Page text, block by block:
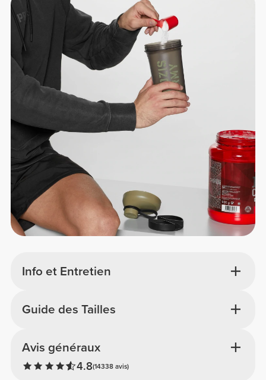
Info et Entretien
Avis généraux
4.8(14338 avis)
Guide des Tailles